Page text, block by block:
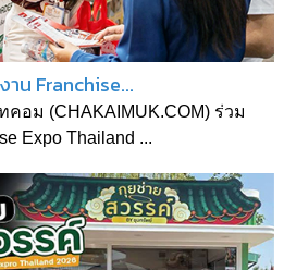
น Franchise...
อม (CHAKAIMUK.COM) ร่วม
Expo Thailand ...